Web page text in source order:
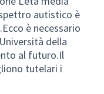
autistico è
è necessario
della
al futuro.Il
tutelari i